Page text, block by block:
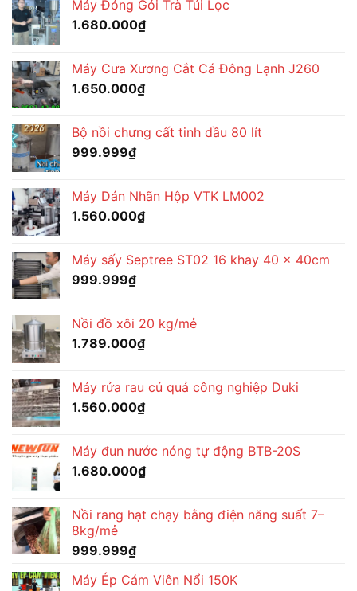
1.650.000₫. là:
Máy Đóng Gói Trà Túi Lọc
1.680.000₫
Máy Cưa Xương Cắt Cá Đông Lạnh J260
1.650.000₫
Bộ nồi chưng cất tinh dầu 80 lít
999.999₫
Máy Dán Nhãn Hộp VTK LM002
1.560.000₫
Máy sấy Septree ST02 16 khay 40 x 40cm
999.999₫
Nồi đồ xôi 20 kg/mẻ
1.789.000₫
Máy rửa rau củ quả công nghiệp Duki
1.560.000₫
Máy đun nước nóng tự động BTB-20S
1.680.000₫
Nồi rang hạt chạy bằng điện năng suất 7–
8kg/mẻ
999.999₫
Máy Ép Cám Viên Nổi 150K